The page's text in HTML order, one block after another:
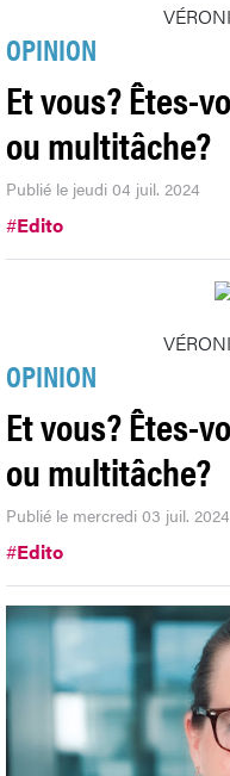
OPINION
Et vous? Êtes-
ou multitâche?
Publié le jeudi 04 juil. 2024
#Edito
OPINION
Et vous? Êtes-
ou multitâche?
Publié le mercredi 03 juil. 2024
#Edito